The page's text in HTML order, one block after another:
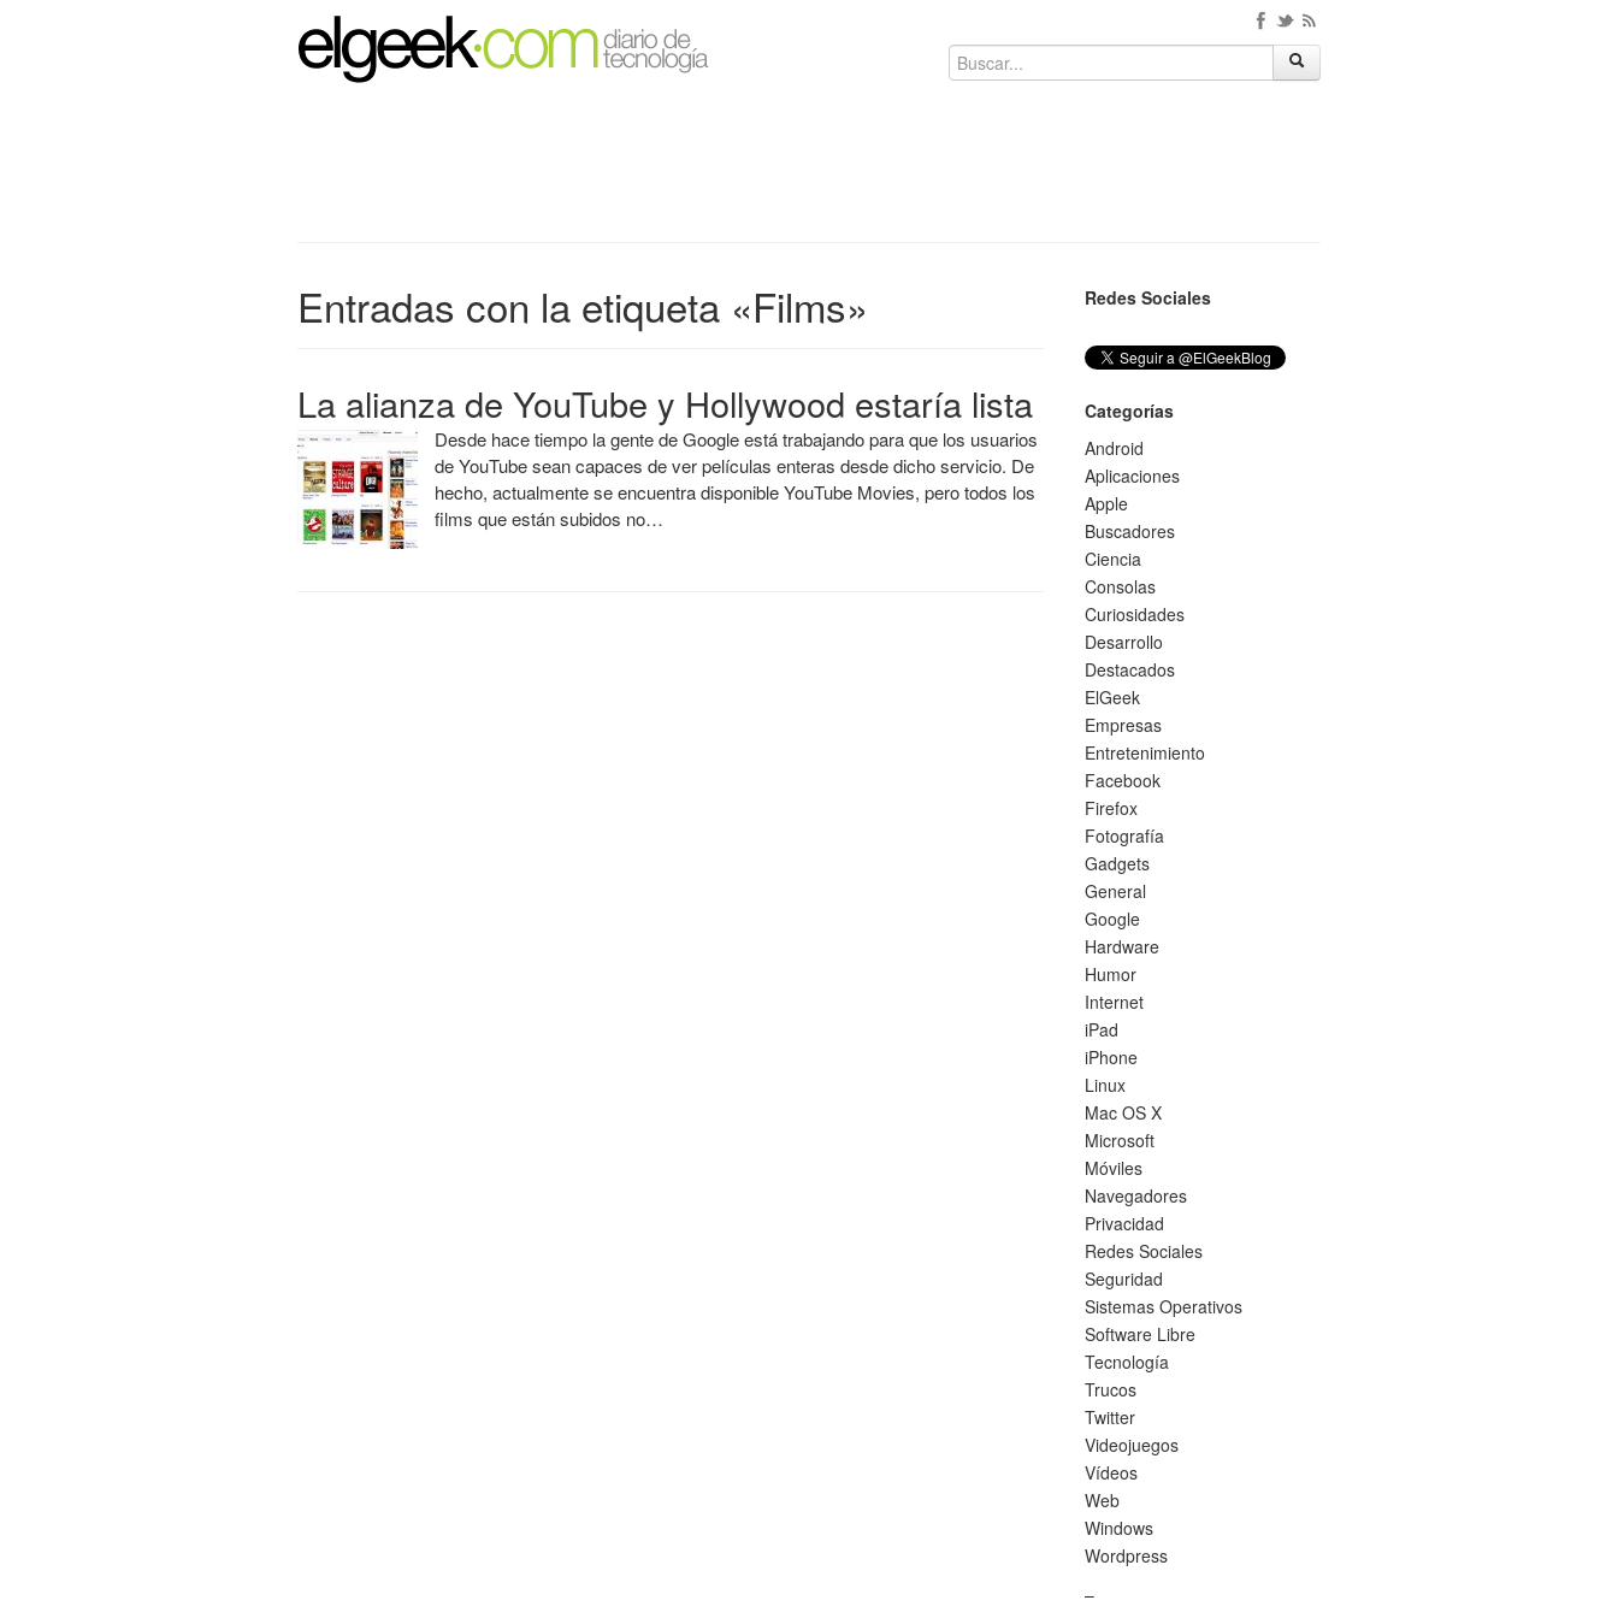
Entradas con la etiqueta «Films»
La alianza de YouTube y Hollywood estaría lista
Desde hace tiempo la gente de Google está trabajando para que los usuarios
de YouTube sean capaces de ver películas enteras desde dicho servicio. De
hecho, actualmente se encuentra disponible YouTube Movies, pero todos los
films que están subidos no…
Redes Sociales
Categorías
Android
Aplicaciones
Apple
Buscadores
Ciencia
Consolas
Curiosidades
Desarrollo
Destacados
ElGeek
Empresas
Entretenimiento
Facebook
Firefox
Fotografía
Gadgets
General
Google
Hardware
Humor
Internet
iPad
iPhone
Linux
Mac OS X
Microsoft
Móviles
Navegadores
Privacidad
Redes Sociales
Seguridad
Sistemas Operativos
Software Libre
Tecnología
Trucos
Twitter
Videojuegos
Vídeos
Web
Windows
Wordpress
–